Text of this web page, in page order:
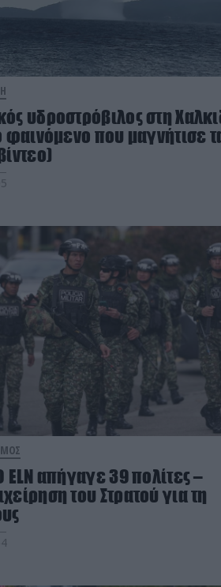
υδροστρόβιλος στη
φαινόμενο που μαγνήτισε
ELN απήγαγε 39 πολίτες –
του Στρατού για τη